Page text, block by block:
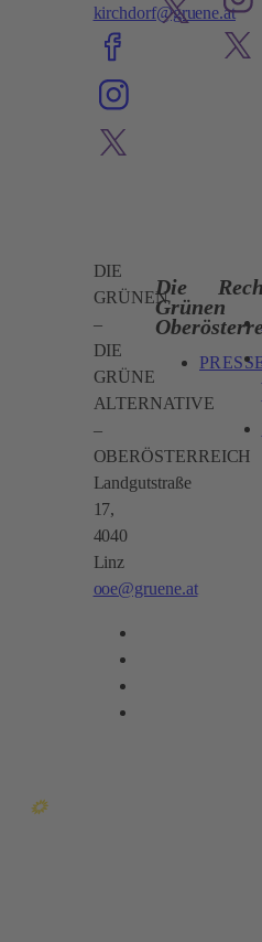
kirchdorf@gruene.at
DIE
GRÜNEN
–
DIE
GRÜNE
ALTERNATIVE
–
OBERÖSTERREICH
Landgutstraße
17,
4040
Linz
ooe@gruene.at
Die
Grünen